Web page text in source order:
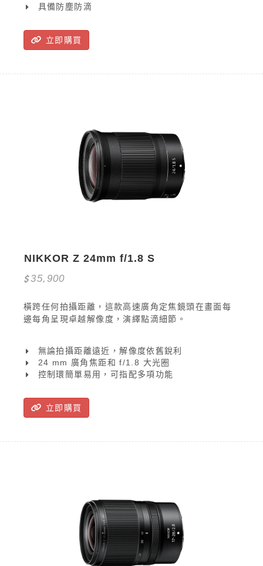
具備防塵防滴
立即購買
NIKKOR Z 24mm f/1.8 S
35,900
橫跨任何拍攝距離，這款高速廣角定焦鏡頭在畫面每
邊每角呈現卓越解像度，演繹點滴細節。
無論拍攝距離遠近，解像度依舊銳利
24 mm 廣角焦距和 f/1.8 大光圈
控制環簡單易用，可指配多項功能
立即購買